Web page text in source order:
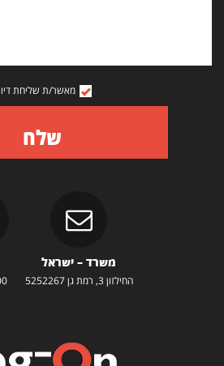
מאשר/ת שליחת
שלח
משרד – ישראל
החילזון 3, רמת גן 5252267